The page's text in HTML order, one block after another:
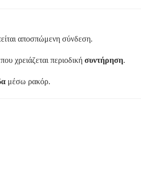
αποσπώμενη σύνδεση.
χρειάζεται περιοδική συντήρηση.
μέσω ρακόρ.